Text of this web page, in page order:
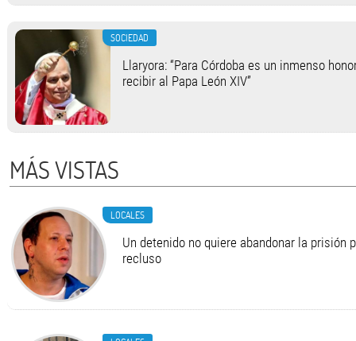
SOCIEDAD
Llaryora: “Para Córdoba es un inmenso
recibir al Papa León XIV”
MÁS VISTAS
LOCALES
Un detenido no quiere abandonar la prisión
recluso